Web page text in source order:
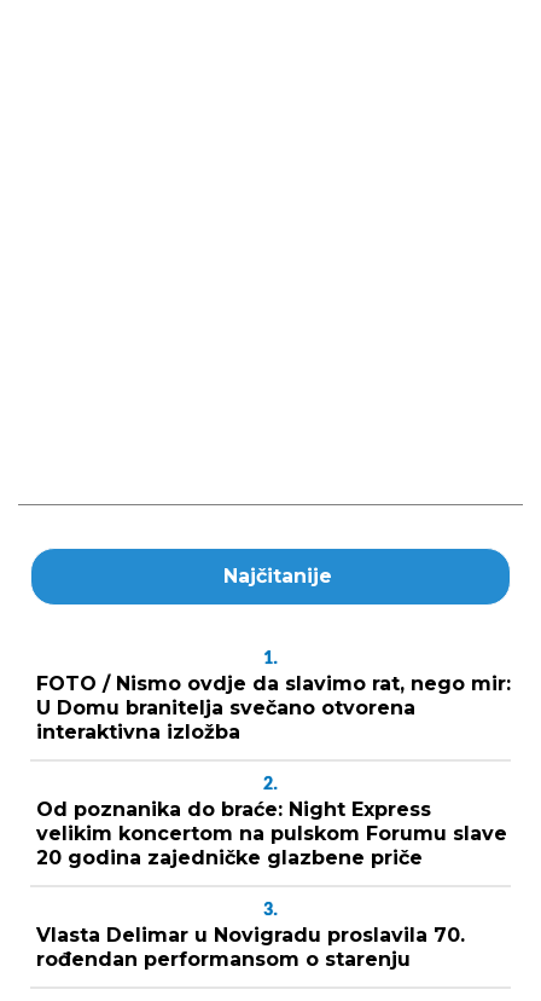
Najčitanije
1.
FOTO / Nismo ovdje da slavimo rat, nego mir:
U Domu branitelja svečano otvorena
interaktivna izložba
2.
Od poznanika do braće: Night Express
velikim koncertom na pulskom Forumu slave
20 godina zajedničke glazbene priče
3.
Vlasta Delimar u Novigradu proslavila 70.
rođendan performansom o starenju